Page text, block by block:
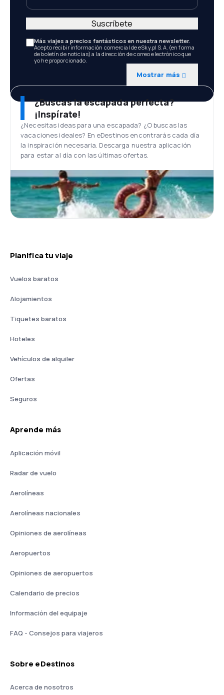
Más viajes a precios fantásticos en nuestra newsletter.
Acepto recibir información comercial de eSky.pl S.A. (en forma
de boletín de noticias) a la dirección de correo electrónico que
yo he proporcionado.
Mostrar más
Suscríbete
¿Buscas la escapada perfecta?
¡Inspírate!
¿Necesitas ideas para una escapada? ¿O buscas las
vacaciones ideales? En eDestinos encontrarás cada día
la inspiración necesaria. Descarga nuestra aplicación
para estar al día con las últimas ofertas.
Planifica tu viaje
Vuelos baratos
Alojamientos
Tiquetes baratos
Hoteles
Vehículos de alquiler
Ofertas
Seguros
Aprende más
Aplicación móvil
Radar de vuelo
Aerolíneas
Aerolíneas nacionales
Opiniones de aerolíneas
Aeropuertos
Opiniones de aeropuertos
Calendario de precios
Información del equipaje
FAQ - Consejos para viajeros
Sobre eDestinos
Acerca de nosotros